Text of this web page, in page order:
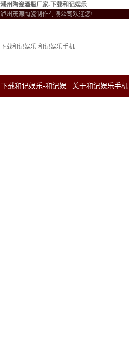
潮州陶瓷酒瓶厂家-下载和记娱乐
泸州茂源陶瓷制作有限公司欢迎您!
下载和记娱乐-和记娱乐手机
下载和记娱乐-和记娱 关于和记娱乐手机